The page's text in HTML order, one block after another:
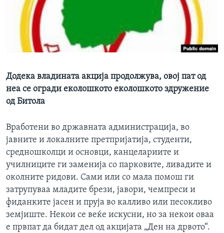
ИНТЕРВЈУА
Јазици
Додека владината акција продолжува, овој пат од
неа се огради еколошкото еколошкото здружение
од Битола
Вработени во државната администрација, во
јавните и локалните претпријатија, студенти,
средношколци и основци, канцелариите и
училниците ги заменија со парковите, ливадите и
околните ридови. Сами или со мала помош ги
затрупуваа младите брези, јавори, чемпреси и
фиданките јасен и пруја во калливо или песокливо
земјиште. Некои се веќе искусни, но за некои оваа
е првпат да бидат дел од акцијата „Ден на дрвото“.